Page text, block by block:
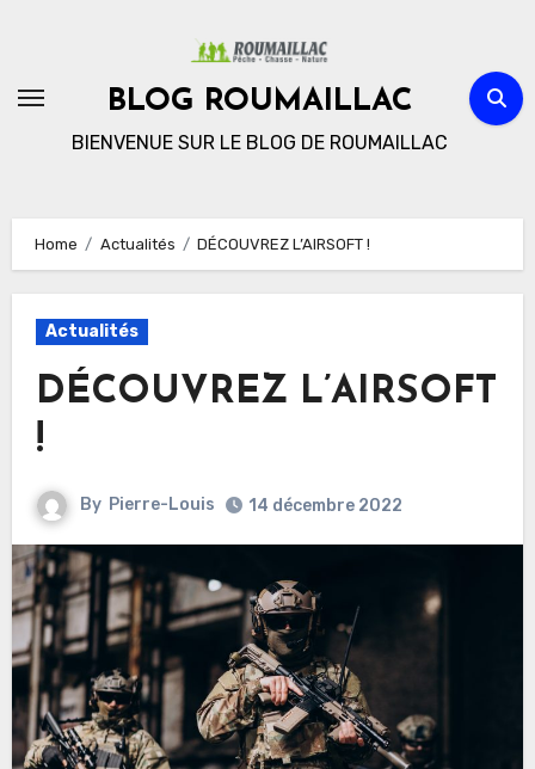
BLOG ROUMAILLAC
BIENVENUE SUR LE BLOG DE ROUMAILLAC
Home Actualités DÉCOUVREZ L’AIRSOFT !
Actualités
DÉCOUVREZ L’AIRSOFT
!
By Pierre-Louis 14 décembre 2022